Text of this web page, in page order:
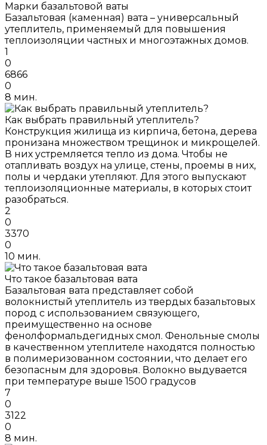
Марки базальтовой ваты
Базальтовая (каменная) вата – универсальный
утеплитель, применяемый для повышения
теплоизоляции частных и многоэтажных домов.
1
0
6866
0
8 мин.
Как выбрать правильный утеплитель?
Конструкция жилища из кирпича, бетона, дерева
пронизана множеством трещинок и микрощелей.
В них устремляется тепло из дома. Чтобы не
отапливать воздух на улице, стены, проемы в них,
полы и чердаки утепляют. Для этого выпускают
теплоизоляционные материалы, в которых стоит
разобраться.
2
0
3370
0
10 мин.
Что такое базальтовая вата
Базальтовая вата представляет собой
волокнистый утеплитель из твердых базальтовых
пород с использованием связующего,
преимущественно на основе
фенолформальдегидных смол. Фенольные смолы
в качественном утеплителе находятся полностью
в полимеризованном состоянии, что делает его
безопасным для здоровья. Волокно выдувается
при температуре выше 1500 градусов
7
0
3122
0
8 мин.